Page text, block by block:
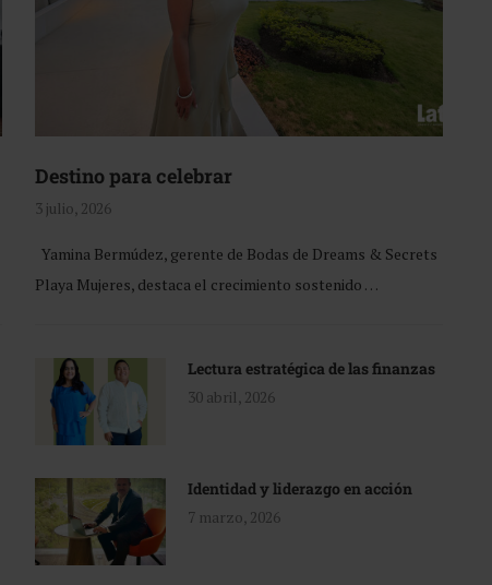
Destino para celebrar
3 julio, 2026
Yamina Bermúdez, gerente de Bodas de Dreams & Secrets
Playa Mujeres, destaca el crecimiento sostenido …
Lectura estratégica de las finanzas
30 abril, 2026
Identidad y liderazgo en acción
7 marzo, 2026